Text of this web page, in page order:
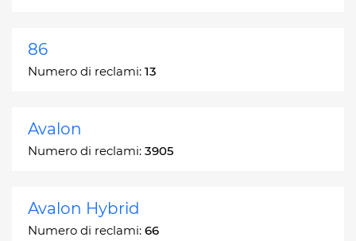
86
Numero di reclami: 13
Avalon
Numero di reclami: 3905
Avalon Hybrid
Numero di reclami: 66